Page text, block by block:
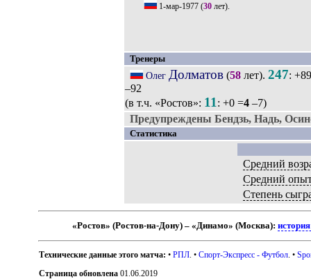
1-мар-1977(30лет).
Тренеры
Олег Долматов(58лет). 247:
–92
(в т.ч. «Ростов»: 11 : +0 =4 –7)
Предупреждены Бендзь, Надь,
Статистика
Средний
Средний
Степень
«Ростов» (Ростов-на-Дону) – «Динамо» (Москва):
Технические данные этого матча: •РПЛ . •Спорт-Экспресс - Футбол . •
Страница обновлена 01.06.2019